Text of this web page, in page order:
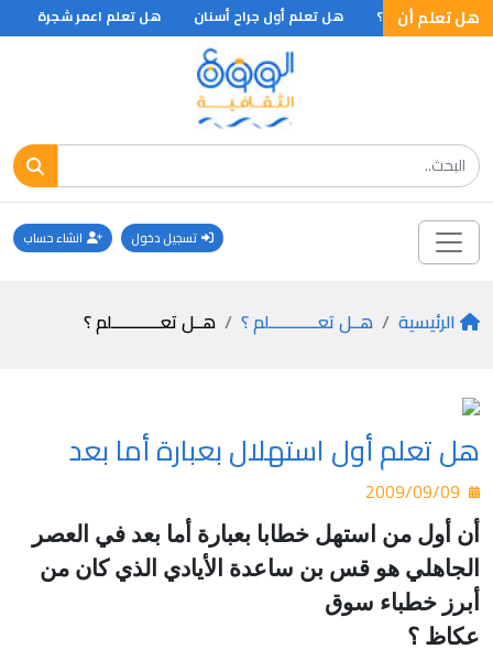
هل تعلم أن
هل تعلم ان ؟ هل تعلم أول جراح أسنان هل تعلم اعمر شجرة
تسجيل دخول انشاء حساب
الرئيسية هــل تعـــــــــــلم ؟ هــل تعـــــــــــلم ؟
هل تعلم أول استهلال بعبارة أما بعد
أن أول من استهل خطابا بعبارة أما بعد في العصر
الجاهلي هو قس بن ساعدة الأيادي الذي كان من
أبرز خطباء سوق
عكاظ ؟